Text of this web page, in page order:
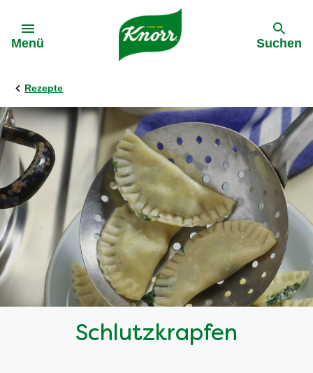
Menü Suchen
Rezepte
Schlutzkrapfen